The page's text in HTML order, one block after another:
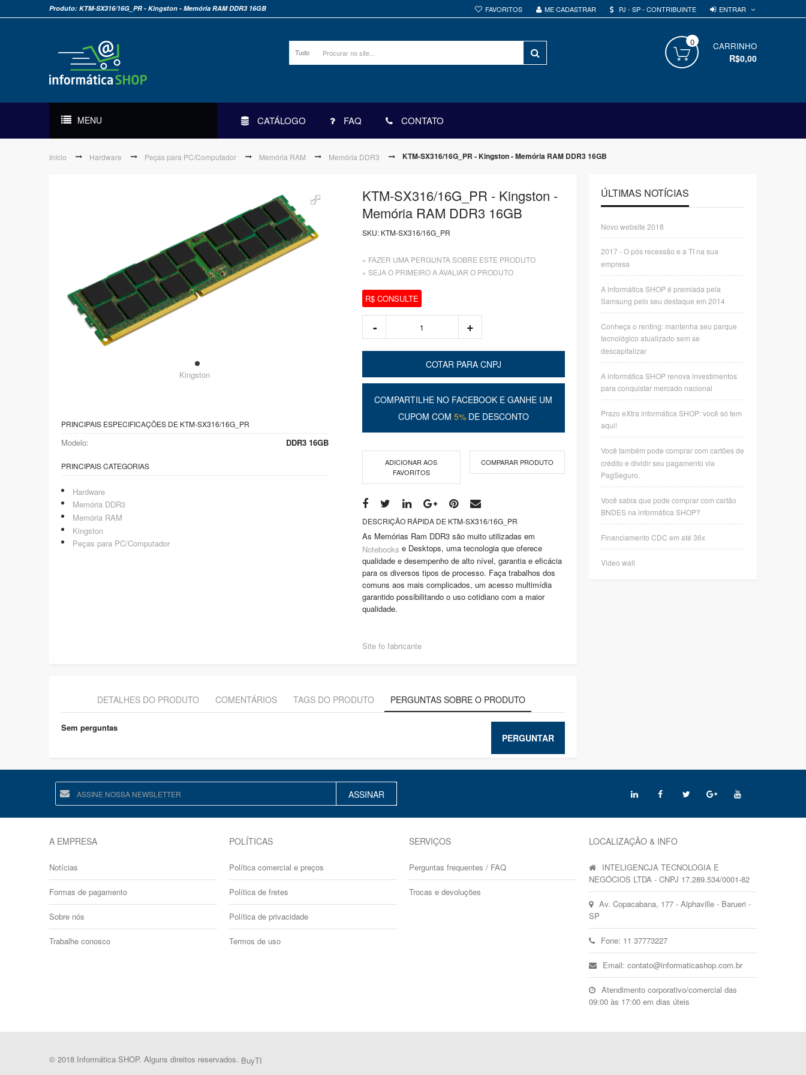
FAVORITOS ME CADASTRAR PJ - SP - CONTRIBUINTE ENTRAR
Produto: KTM-SX316/16G_PR - Kingston - Memória RAM DDR3 16GB
Tudo
CARRINHO
0
R$0,00
MENU CATÁLOGO FAQ CONTATO
Início Hardware Peças para PC/Computador Memória RAM Memória DDR3 KTM-SX316/16G_PR - Kingston - Memória RAM DDR3 16GB
Kingston
PRINCIPAIS ESPECIFICAÇÕES DE KTM-SX316/16G_PR
Modelo: DDR3 16GB
PRINCIPAIS CATEGORIAS
Hardware
Memória DDR3
Memória RAM
Kingston
Peças para PC/Computador
KTM-SX316/16G_PR - Kingston -
Memória RAM DDR3 16GB
SKU: KTM-SX316/16G_PR
» FAZER UMA PERGUNTA SOBRE ESTE PRODUTO
» SEJA O PRIMEIRO A AVALIAR O PRODUTO
R$ CONSULTE
COTAR PARA CNPJ
COMPARTILHE NO FACEBOOK E GANHE UM
CUPOM COM 5%DE DESCONTO
ADICIONAR AOS
FAVORITOS
COMPARAR PRODUTO
DESCRIÇÃO RÁPIDA DE KTM-SX316/16G_PR
As Memórias Ram DDR3 são muito utilizadas em
Notebooks e Desktops, uma tecnologia que oferece
qualidade e desempenho de alto nível, garantia e eficácia
para os diversos tipos de processo. Faça trabalhos dos
comuns aos mais complicados, um acesso multimídia
garantido possibilitando o uso cotidiano com a maior
qualidade.
Site fo fabricante
DETALHES DO PRODUTO COMENTÁRIOS TAGS DO PRODUTO PERGUNTAS SOBRE O PRODUTO
PERGUNTAR
Sem perguntas
ÚLTIMAS NOTÍCIAS
Novo website 2018
2017 - O pós recessão e a TI na sua
empresa
A informática SHOP é premiada pela
Samsung pelo seu destaque em 2014
Conheça o renting: mantenha seu parque
tecnológico atualizado sem se
descapitalizar
A informática SHOP renova investimentos
para conquistar mercado nacional
Prazo eXtra informática SHOP: você só tem
aqui!
Você também pode comprar com cartões de
crédito e dividir seu pagamento via
PagSeguro.
Você sabia que pode comprar com cartão
BNDES na informática SHOP?
Financiamento CDC em até 36x
Video wall
ASSINAR
A EMPRESA
Notícias
Formas de pagamento
Sobre nós
Trabalhe conosco
POLÍTICAS
Política comercial e preços
Política de fretes
Política de privacidade
Termos de uso
SERVIÇOS
Perguntas frequentes / FAQ
Trocas e devoluções
LOCALIZAÇÃO & INFO
INTELIGENCJA TECNOLOGIA E
NEGÓCIOS LTDA - CNPJ 17.289.534/0001-82
Av. Copacabana, 177 - Alphaville - Barueri -
SP
Fone: 11 37773227
Email: contato@informaticashop.com.br
Atendimento corporativo/comercial das
09:00 às 17:00 em dias úteis
© 2018 Informática SHOP. Alguns direitos reservados. BuyTI